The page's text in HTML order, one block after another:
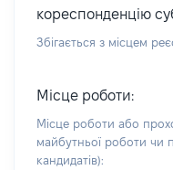
кореспонденцію
Збігається з місцем
Місце роботи:
Місце роботи або
майбутньої роботи чи
кандидатів):